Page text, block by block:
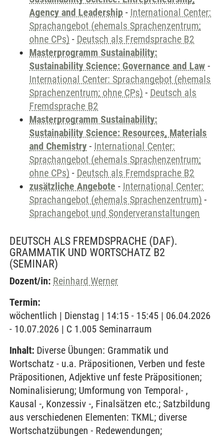
Agency and Leadership - International Center:
Sprachangebot (ehemals Sprachenzentrum;
ohne CPs) - Deutsch als Fremdsprache B2
Masterprogramm Sustainability:
Sustainability Science: Governance and Law -
International Center: Sprachangebot (ehemals
Sprachenzentrum; ohne CPs) - Deutsch als
Fremdsprache B2
Masterprogramm Sustainability:
Sustainability Science: Resources, Materials
and Chemistry - International Center:
Sprachangebot (ehemals Sprachenzentrum;
ohne CPs) - Deutsch als Fremdsprache B2
zusätzliche Angebote - International Center:
Sprachangebot (ehemals Sprachenzentrum) -
Sprachangebot und Sonderveranstaltungen
DEUTSCH ALS FREMDSPRACHE (DAF).
GRAMMATIK UND WORTSCHATZ B2
(SEMINAR)
Dozent/in: Reinhard Werner
Termin:
wöchentlich | Dienstag | 14:15 - 15:45 | 06.04.2026
- 10.07.2026 | C 1.005 Seminarraum
Inhalt: Diverse Übungen: Grammatik und
Wortschatz - u.a. Präpositionen, Verben und feste
Präpositionen, Adjektive unf feste Präpositionen;
Nominalisierung; Umformung von Temporal- ,
Kausal -, Konzessiv -, Finalsätzen etc.; Satzbildung
aus verschiedenen Elementen: TKML; diverse
Wortschatzübungen - Redewendungen;